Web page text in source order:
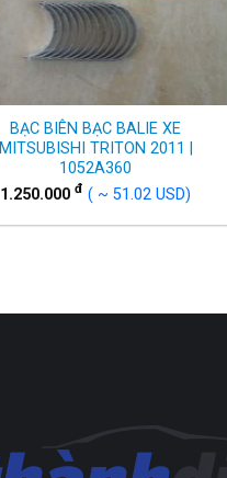
BẠC BIÊN BẠC BALIE XE
MITSUBISHI TRITON 2011 |
1052A360
1.250.000 đ ( ~ 51.02 USD)